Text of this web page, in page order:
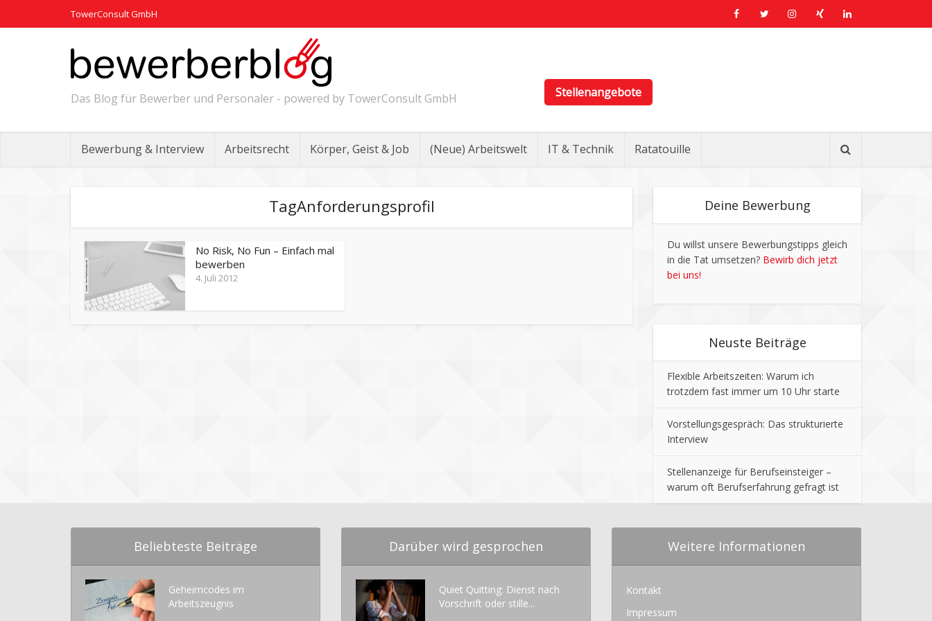
TowerConsult GmbH
Das Blog für Bewerber und Personaler - powered by TowerConsult GmbH
Bewerbung & Interview Arbeitsrecht Körper, Geist & Job (Neue) Arbeitswelt IT & Technik Ratatouille
Stellenangebote
TagAnforderungsprofil
No Risk, No Fun – Einfach mal
bewerben
4. Juli 2012
Deine Bewerbung
Du willst unsere Bewerbungstipps gleich
in die Tat umsetzen? Bewirb dich jetzt
bei uns!
Neuste Beiträge
Flexible Arbeitszeiten: Warum ich
trotzdem fast immer um 10 Uhr starte
Vorstellungsgespräch: Das strukturierte
Interview
Stellenanzeige für Berufseinsteiger –
warum oft Berufserfahrung gefragt ist
Beliebteste Beiträge
Geheimcodes im
Arbeitszeugnis
Darüber wird gesprochen
Quiet Quitting: Dienst nach
Vorschrift oder stille...
Weitere Informationen
Kontakt
Impressum